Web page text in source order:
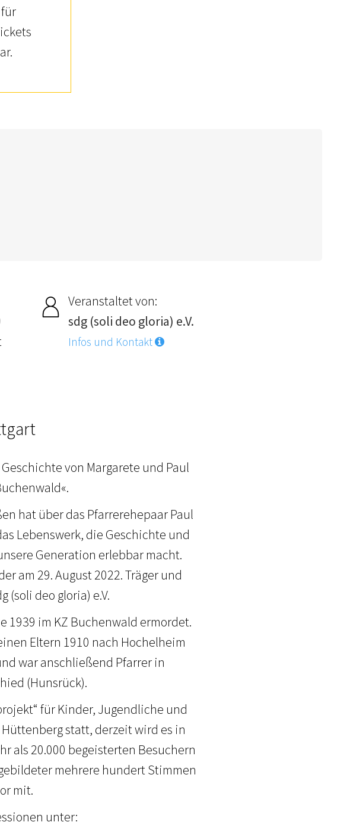
Veranstaltet von:
sdg (soli deo gloria) e.V.
Infos und Kontakt
von Margarete und Paul
hat über das Pfarrerehepaar Paul
Lebenswerk, die Geschichte und
Generation erlebbar macht.
am 29. August 2022. Träger und
(soli deo gloria) e.V.
1939 im KZ Buchenwald ermordet.
Eltern 1910 nach Hochelheim
war anschließend Pfarrer in
(Hunsrück).
für Kinder, Jugendliche und
statt, derzeit wird es in
als 20.000 begeisterten Besuchern
mehrere hundert Stimmen
mit.
unter: